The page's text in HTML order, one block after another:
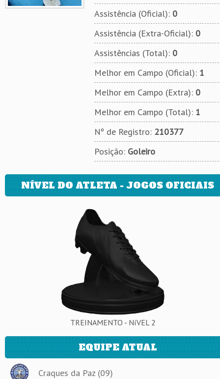
Assistência (Oficial): 0
Assistência (Extra-Oficial): 0
Assistências (Total): 0
Melhor em Campo (Oficial): 1
Melhor em Campo (Extra): 0
Melhor em Campo (Total): 1
Nº de Registro: 210377
Posição: Goleiro
NÍVEL DO ATLETA - JOGOS OFICIAIS
TREINAMENTO - NíVEL 2
EQUIPE ATUAL
Craques da Paz (09)